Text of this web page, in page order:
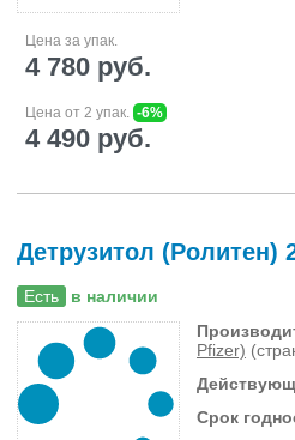
Цена за упак.
4 780 руб.
Цена от 2 упак. -6%
4 490 руб.
Детрузитол (Ролитен)
Есть в наличии
Pfizer)
Срок